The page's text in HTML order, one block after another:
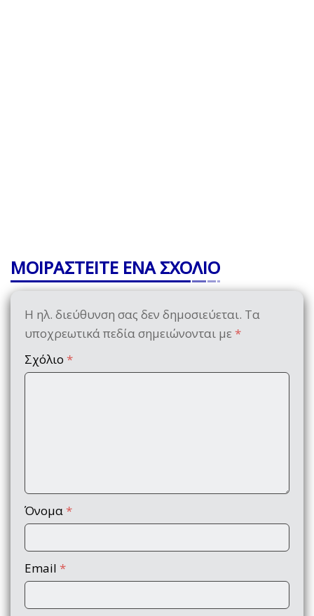
ΜΟΙΡΑΣΤΕΙΤΕ ΕΝΑ ΣΧΟΛΙΟ
Η ηλ. διεύθυνση σας δεν δημοσιεύεται. Τα
υποχρεωτικά πεδία σημειώνονται με *
Σχόλιο *
Όνομα *
Email *